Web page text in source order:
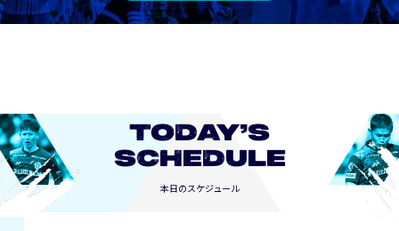
TODAY’S
SCHEDULE
本日のスケジュール